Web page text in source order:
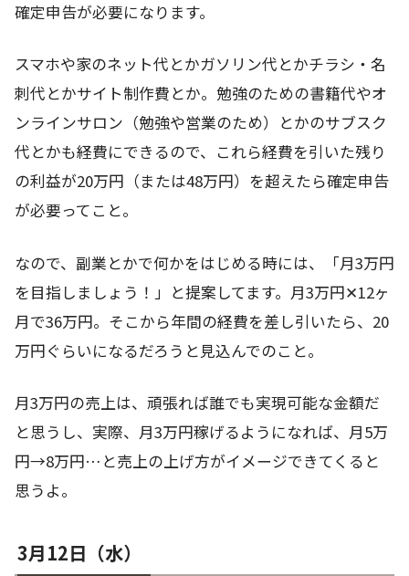
確定申告が必要になります。
スマホや家のネット代とかガソリン代とかチラシ・名
刺代とかサイト制作費とか。勉強のための書籍代やオ
ンラインサロン（勉強や営業のため）とかのサブスク
代とかも経費にできるので、これら経費を引いた残り
の利益が20万円（または48万円）を超えたら確定申告
が必要ってこと。
なので、副業とかで何かをはじめる時には、「月3万円
を目指しましょう！」と提案してます。月3万円✕12ヶ
月で36万円。そこから年間の経費を差し引いたら、20
万円ぐらいになるだろうと見込んでのこと。
月3万円の売上は、頑張れば誰でも実現可能な金額だ
と思うし、実際、月3万円稼げるようになれば、月5万
円→8万円…と売上の上げ方がイメージできてくると
思うよ。
3月12日（水）